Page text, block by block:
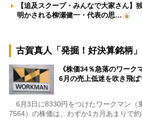
【追及スクープ・みんなで大家さん】
明かされる柳瀬健一・代表の思…
古賀真人「発掘！好決算銘柄」
《株価34％急落のワーク
6月の売上低迷を吹き飛
6月3日に8330円をつけたワークマン（
7564）の株価は、わずか1カ月あまりで